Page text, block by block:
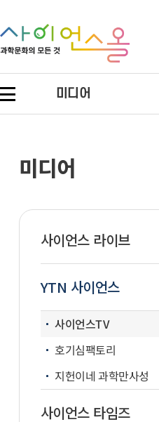
미디어
미디어
사이언스 라이브
YTN 사이언스
사이언스TV
호기심팩토리
지헌이네 과학만사성
사이언스 타임즈